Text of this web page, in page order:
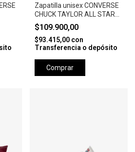
Zapatilla unisex CONVERSE
CHUCK TAYLOR ALL STAR
CORE HI -WHITE
$109.900,00
$93.415,00 con
Transferencia o depósito
Comprar